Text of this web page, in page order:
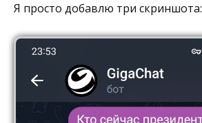
Я просто добавлю три скриншота: